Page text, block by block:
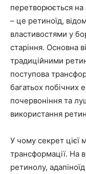
перетворюється
– це ретиноїд,
властивостями у
старіння. Основна
традиційними
поступова
багатьох побічних
почервоніння та
використання
У чому секрет цієї
трансформації. На
ретинолу,